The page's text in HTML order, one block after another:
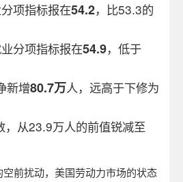
项指标报在54.2，比53.3的
分项指标报在54.9，低于
新增80.7万人，远高于下修为
，从23.9万人的前值锐减至
前扰动，美国劳动力市场的状态